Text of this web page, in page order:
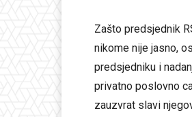
Zašto predsjednik
nikome nije jasno,
predsjedniku i
privatno poslovno
zauzvrat slavi